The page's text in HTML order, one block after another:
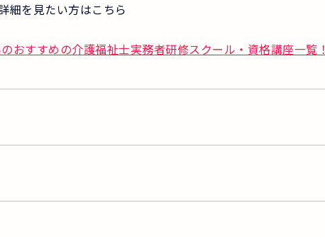
細を見たい方はこちら
おすすめの介護福祉士実務者研修スクール・資格講座一覧！